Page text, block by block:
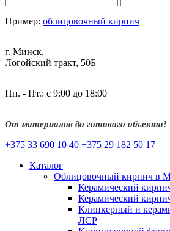
Пример: облицовочный кирпич
г. Минск,
Логойский тракт, 50Б
Пн. - Пт.: с 9:00 до 18:00
От материалов до готового объекта!
+375 33 690 10 40 +375 29 182 50 17
Каталог
Облицовочный кирпич в
Керамический
Керамический
Клинкерный и
ЛСР